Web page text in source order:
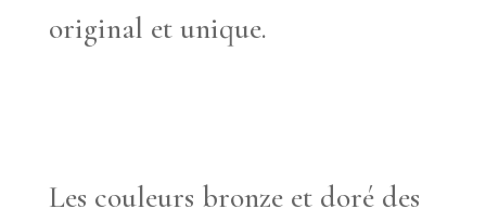
original et unique.
Les couleurs bronze et doré des